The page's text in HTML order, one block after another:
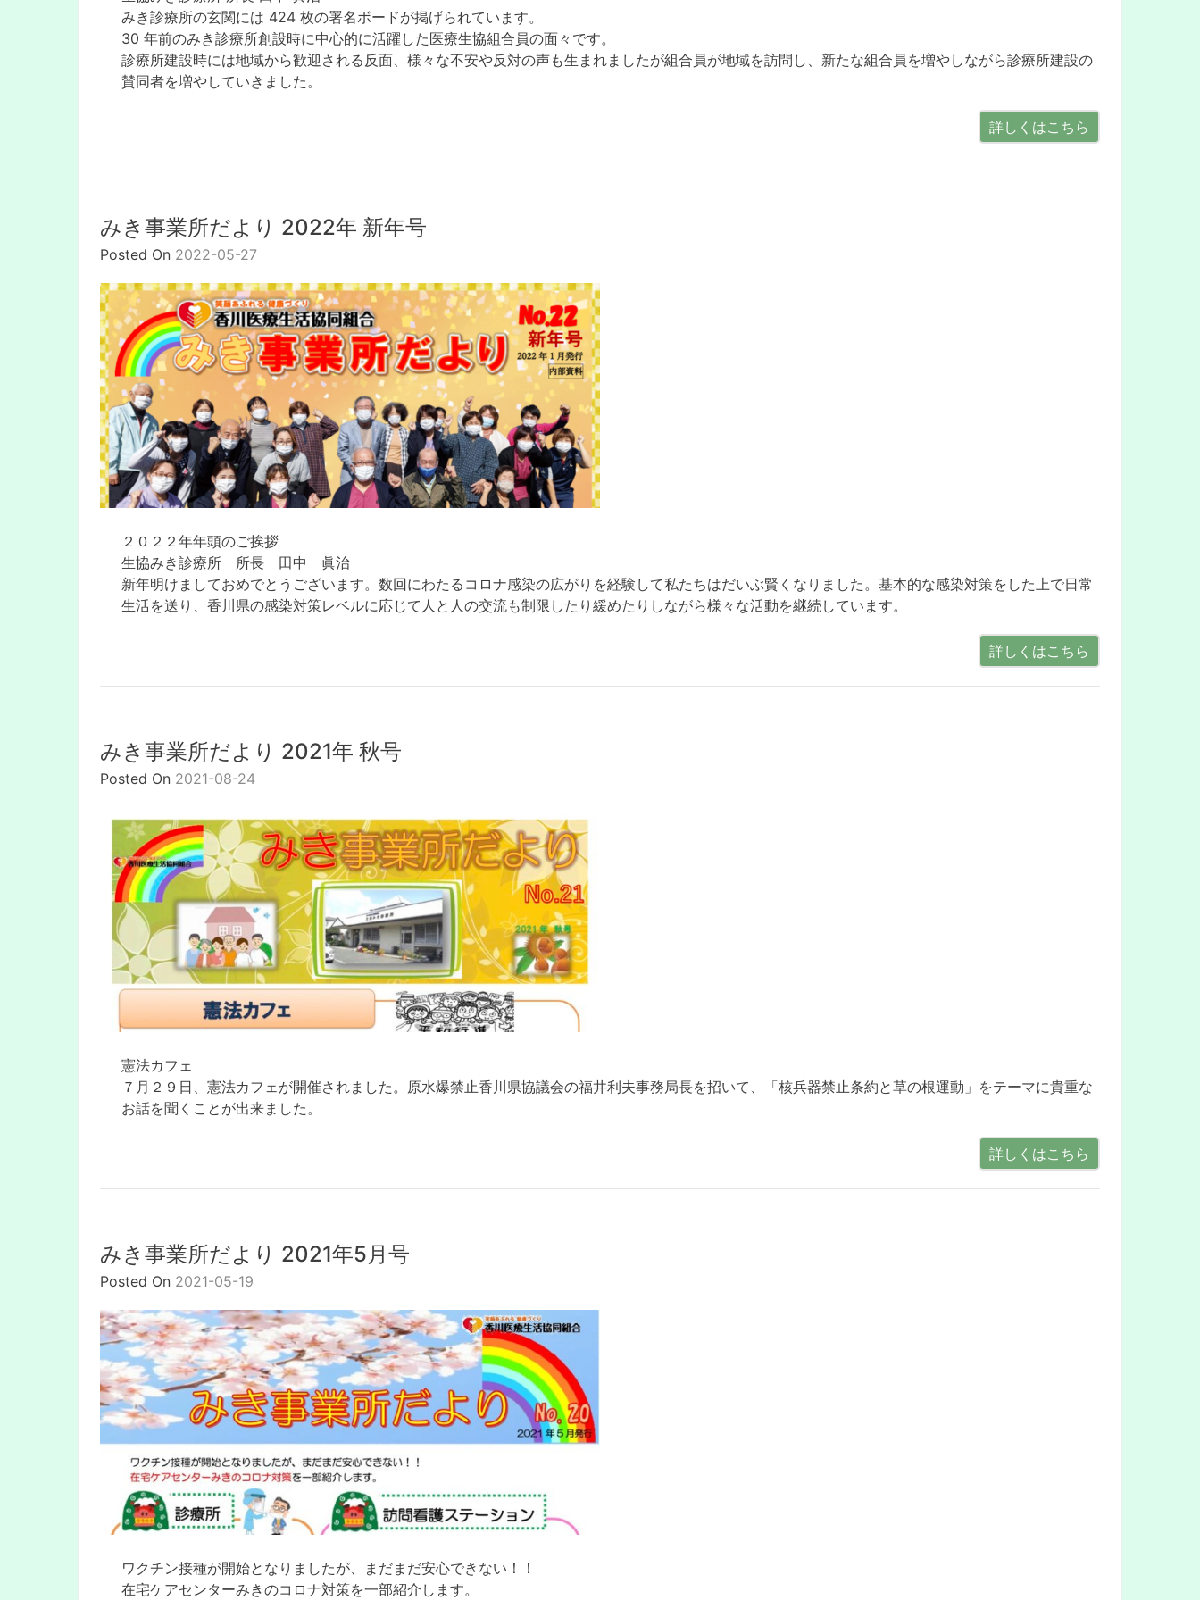
みき診療所の⽞関には 424 枚の署名ボードが掲げられています。
30 年前のみき診療所創設時に中⼼的に活躍した医療⽣協組合員の⾯々です。
診療所建設時には地域から歓迎される反⾯、様々な不安や反対の声も⽣まれましたが組合員が地域を訪問し、新たな組合員を増やしながら診療所建設の
賛同者を増やしていきました。
詳しくはこちら
みき事業所だより 2022年 新年号
Posted On 2022-05-27
２０２２年年頭のご挨拶
生協みき診療所 所長 田中 眞治
新年明けましておめでとうございます。数回にわたるコロナ感染の広がりを経験して私たちはだいぶ賢くなりました。基本的な感染対策をした上で日常
詳しくはこちら
みき事業所だより 2021年 秋号
Posted On 2021-08-24
憲法カフェ
７月２９日、憲法カフェが開催されました。原水爆禁止香川県協議会の福井利夫事務局長を招いて、「核兵器禁止条約と草の根運動」をテーマに貴重な
お話を聞くことが出来ました。
詳しくはこちら
みき事業所だより 2021年5月号
Posted On 2021-05-19
ワクチン接種が開始となりましたが、まだまだ安心できない！！
在宅ケアセンターみきのコロナ対策を一部紹介します。